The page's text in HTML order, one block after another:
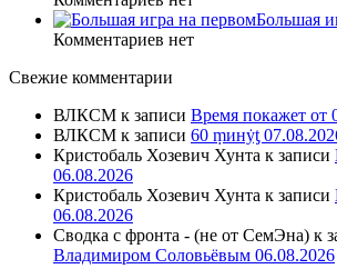
Большая
Комментариев нет
Свежие комментарии
ВЛКСМ к записи Время покажет от
ВЛКСМ к записи 60 ṃинẏƫ
Кристобаль Хозевич Хунта к записи
06.08.2026
Кристобаль Хозевич Хунта к записи
06.08.2026
Сводка с фронта - (не от СемЭна) к
Владимиром Соловьёвым 06.08.2026